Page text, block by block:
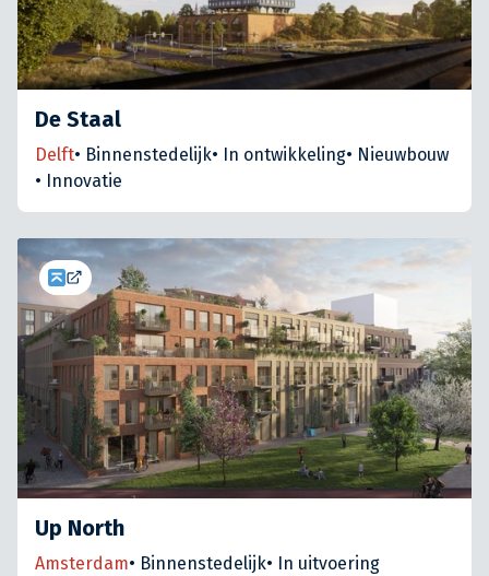
De Staal
Delft• Binnenstedelijk• In ontwikkeling• Nieuwbouw
• Innovatie
Up North
Amsterdam• Binnenstedelijk• In uitvoering